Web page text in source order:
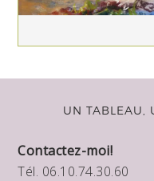
UN TABLEAU,
Contactez-moi!
Tél. 06.10.74.30.60